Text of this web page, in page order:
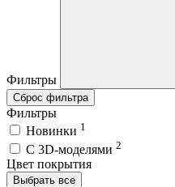
Фильтры
Сброс фильтра
Фильтры
Новинки 1
C 3D-моделями 2
Цвет покрытия
Выбрать все